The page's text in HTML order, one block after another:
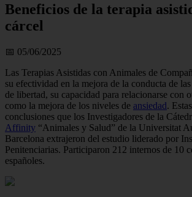
Beneficios de la terapia
cárcel
📅 05/06/2025
Las Terapias Asistidas con Animales de
su efectividad en la mejora de la conducta de
de libertad, su capacidad para relacionarse con
como la mejora de los niveles de ansiedad.
conclusiones que los Investigadores de la
Affinity “Animales y Salud” de la Universitat
Barcelona extrajeron del estudio liderado por
Penitenciarias. Participaron 212 internos de 10
españoles.